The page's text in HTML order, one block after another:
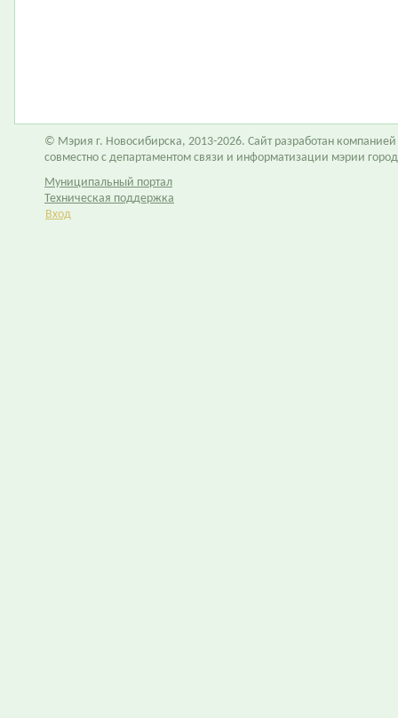
© Мэрия г. Новосибирска, 2013-2026. Сайт разработан компанией
совместно с департаментом связи и информатизации мэрии
Муниципальный портал
Техническая поддержка
Вход